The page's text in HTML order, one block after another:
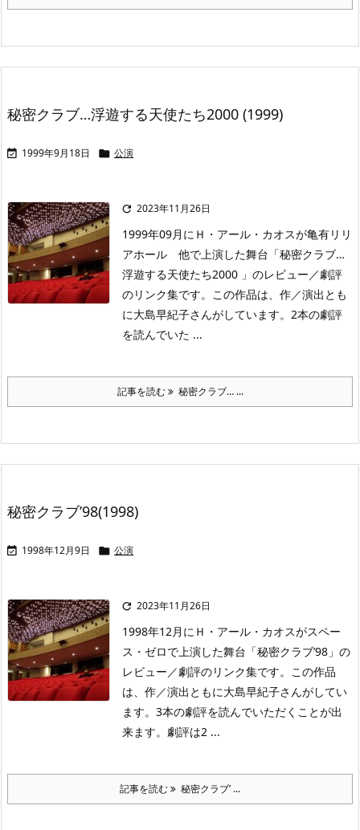
秘密クラブ…浮遊する天使たち2000 (1999)
 1999年9月18日  公演
 2023年11月26日
1999年09月にＨ・アール・カオスが亀有リリ
アホール 他で上演した舞台「秘密クラブ…
浮遊する天使たち2000 」のレビュー／劇評
のリンク集です。この作品は、作／演出とも
に大島早紀子さんがしています。2本の劇評
を読んでいた ...
記事を読む 秘密クラブ… ...
秘密クラブ’98(1998)
 1998年12月9日  公演
 2023年11月26日
1998年12月にＨ・アール・カオスがスペー
ス・ゼロで上演した舞台「秘密クラブ’98」の
レビュー／劇評のリンク集です。この作品
は、作／演出ともに大島早紀子さんがしてい
ます。3本の劇評を読んでいただくことが出
来ます。劇評は2 ...
記事を読む 秘密クラブ’ ...